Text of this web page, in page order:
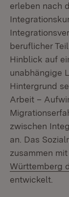
erleben nach
beruflicher
Hinblick auf
unabhängige
Hintergrund
Arbeit –
zwischen
an. Das
zusammen
Württemberg
entwickelt.